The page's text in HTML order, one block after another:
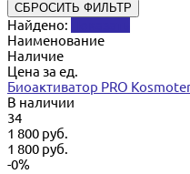
СБРОСИТЬ ФИЛЬТР
Найдено:
Наименование
Наличие
Цена за ед.
Биоактиватор PRO
В наличии
34
1 800 руб.
1 800 руб.
-0%